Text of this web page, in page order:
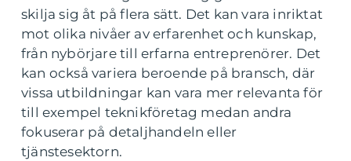
skilja sig åt på flera sätt. Det kan vara inriktat
mot olika nivåer av erfarenhet och kunskap,
från nybörjare till erfarna entreprenörer. Det
kan också variera beroende på bransch, där
vissa utbildningar kan vara mer relevanta för
till exempel teknikföretag medan andra
fokuserar på detaljhandeln eller
tjänstesektorn.